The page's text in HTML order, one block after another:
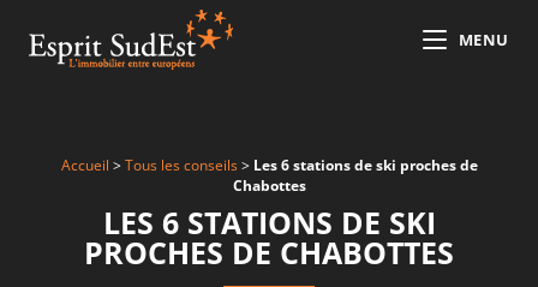
MENU
Accueil >Tous les conseils> Les 6 stations de ski proches de
Chabottes
LES 6 STATIONS DE SKI
PROCHES DE CHABOTTES